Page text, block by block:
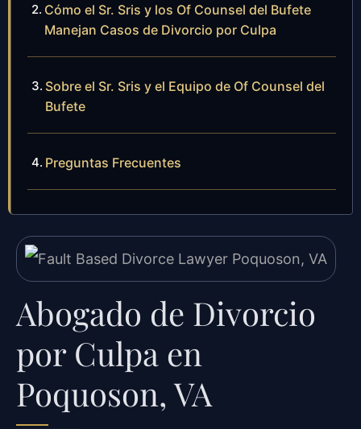
Cómo el Sr. Sris y los Of Counsel del Bufete
Manejan Casos de Divorcio por Culpa
Sobre el Sr. Sris y el Equipo de Of Counsel del
Bufete
Preguntas Frecuentes
Abogado de Divorcio
por Culpa en
Poquoson, VA